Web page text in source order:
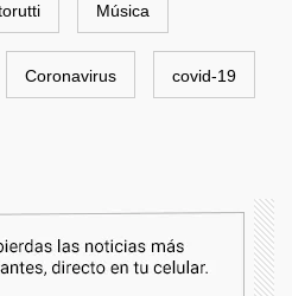
Música
Coronavirus covid-19